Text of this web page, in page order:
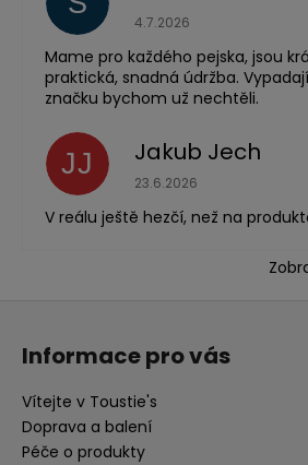
Hodnocení obchodu je
4.7.2026
Mame pro každého pejska, jsou
praktická, snadná údržba.
značku bychom už nechtěli.
JJ Jakub Jech
Hodnocení obchodu je
23.6.2026
V reálu ještě hezčí, než na
Informace pro vás
Vítejte v Toustie's
Doprava a balení
Péče o produkty